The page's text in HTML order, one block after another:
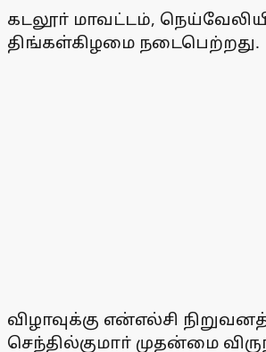
கடலூா் மாவட்டம்,
திங்கள்கிழமை நடைபெற்றது.
விழாவுக்கு என்எல்சி
செந்தில்குமாா் முதன்மை